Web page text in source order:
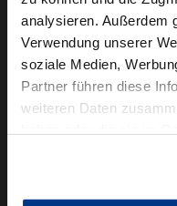
analysieren. Außerdem
Verwendung unserer
soziale Medien,
Partner führen diese
weiteren Daten
Audi Business
BMW Geschäftskunden
Volkswagen Professional
Autowelt
News & Events